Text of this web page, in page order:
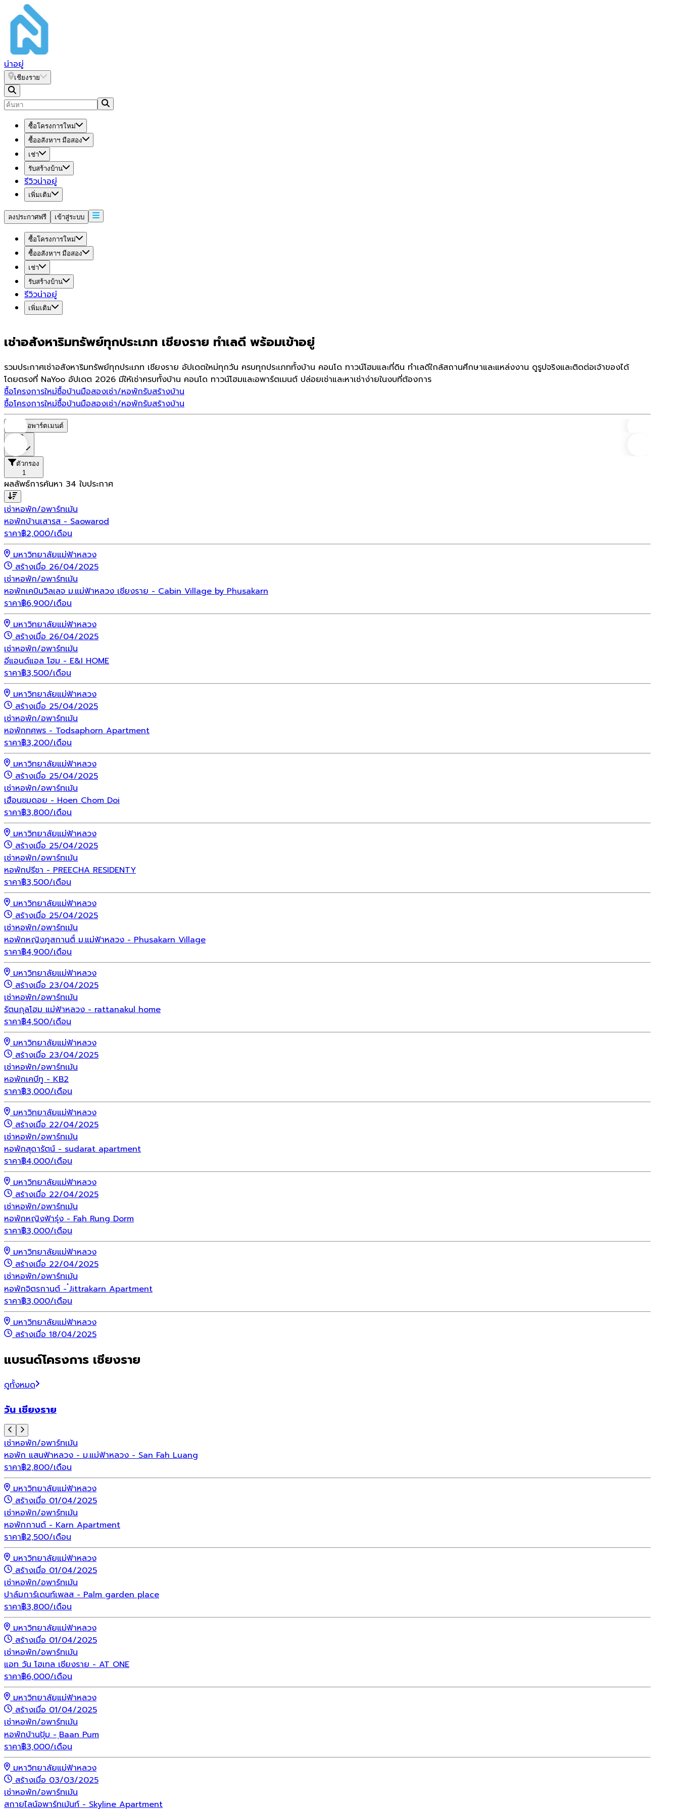
น่าอยู่
เชียงราย
ซื้อโครงการใหม่
ซื้ออสังหาฯ มือสอง
เช่า
รับสร้างบ้าน
รีวิวน่าอยู่
เพิ่มเติม
ลงประกาศฟรี เข้าสู่ระบบ
ซื้อโครงการใหม่
ซื้ออสังหาฯ มือสอง
เช่า
รับสร้างบ้าน
รีวิวน่าอยู่
เพิ่มเติม
เช่าอสังหาริมทรัพย์ทุกประเภท เชียงราย ทำเลดี พร้อมเข้าอยู่
รวมประกาศเช่าอสังหาริมทรัพย์ทุกประเภท เชียงราย อัปเดตใหม่ทุกวัน ครบทุกประเภททั้งบ้าน คอนโด ทาวน์โฮมและที่ดิน ทำเลดีใกล้สถานศึกษาและแหล่งงาน ดูรูปจริงและติดต่อเจ้าของได้
โดยตรงที่ NaYoo อัปเดต 2026 มีให้เช่าครบทั้งบ้าน คอนโด ทาวน์โฮมและอพาร์ตเมนต์ ปล่อยเช่าและหาเช่าง่ายในงบที่ต้องการ
ซื้อโครงการใหม่ซื้อบ้านมือสองเช่า/หอพักรับสร้างบ้าน
ซื้อโครงการใหม่ซื้อบ้านมือสองเช่า/หอพักรับสร้างบ้าน
หอพัก/อพาร์ตเมนต์
ตัวกรอง
1
ผลลัพธ์การค้นหา 34 ใบประกาศ
เช่าหอพัก/อพาร์ทเม้น
หอพักบ้านเสารส - Saowarod
ราคา฿2,000/เดือน
มหาวิทยาลัยแม่ฟ้าหลวง
สร้างเมื่อ 26/04/2025
เช่าหอพัก/อพาร์ทเม้น
หอพักเคบินวิลเลจ ม.แม่ฟ้าหลวง เชียงราย - Cabin Village by Phusakarn
ราคา฿6,900/เดือน
มหาวิทยาลัยแม่ฟ้าหลวง
สร้างเมื่อ 26/04/2025
เช่าหอพัก/อพาร์ทเม้น
อีแอนด์แอล โฮม - E&I HOME
ราคา฿3,500/เดือน
มหาวิทยาลัยแม่ฟ้าหลวง
สร้างเมื่อ 25/04/2025
เช่าหอพัก/อพาร์ทเม้น
หอพักทศพร - Todsaphorn Apartment
ราคา฿3,200/เดือน
มหาวิทยาลัยแม่ฟ้าหลวง
สร้างเมื่อ 25/04/2025
เช่าหอพัก/อพาร์ทเม้น
เฮือนชมดอย - Hoen Chom Doi
ราคา฿3,800/เดือน
มหาวิทยาลัยแม่ฟ้าหลวง
สร้างเมื่อ 25/04/2025
เช่าหอพัก/อพาร์ทเม้น
หอพักปรีชา - PREECHA RESIDENTY
ราคา฿3,500/เดือน
มหาวิทยาลัยแม่ฟ้าหลวง
สร้างเมื่อ 25/04/2025
เช่าหอพัก/อพาร์ทเม้น
หอพักหญิงภูสกานติ์ ม.แม่ฟ้าหลวง - Phusakarn Village
ราคา฿4,900/เดือน
มหาวิทยาลัยแม่ฟ้าหลวง
สร้างเมื่อ 23/04/2025
เช่าหอพัก/อพาร์ทเม้น
รัตนกุลโฮม แม่ฟ้าหลวง - rattanakul home
ราคา฿4,500/เดือน
มหาวิทยาลัยแม่ฟ้าหลวง
สร้างเมื่อ 23/04/2025
เช่าหอพัก/อพาร์ทเม้น
หอพักเคบีทู - KB2
ราคา฿3,000/เดือน
มหาวิทยาลัยแม่ฟ้าหลวง
สร้างเมื่อ 22/04/2025
เช่าหอพัก/อพาร์ทเม้น
หอพักสุดารัตน์ - sudarat apartment
ราคา฿4,000/เดือน
มหาวิทยาลัยแม่ฟ้าหลวง
สร้างเมื่อ 22/04/2025
เช่าหอพัก/อพาร์ทเม้น
หอพักหญิงฟ้ารุ่ง - Fah Rung Dorm
ราคา฿3,000/เดือน
มหาวิทยาลัยแม่ฟ้าหลวง
สร้างเมื่อ 22/04/2025
เช่าหอพัก/อพาร์ทเม้น
หอพักจิตรกานต์ - ๋Jittrakarn Apartment
ราคา฿3,000/เดือน
มหาวิทยาลัยแม่ฟ้าหลวง
สร้างเมื่อ 18/04/2025
แบรนด์โครงการ เชียงราย
ดูทั้งหมด
วัน เชียงราย
เช่าหอพัก/อพาร์ทเม้น
หอพัก แสนฟ้าหลวง - ม.แม่ฟ้าหลวง - San Fah Luang
ราคา฿2,800/เดือน
มหาวิทยาลัยแม่ฟ้าหลวง
สร้างเมื่อ 01/04/2025
เช่าหอพัก/อพาร์ทเม้น
หอพักกานต์ - Karn Apartment
ราคา฿2,500/เดือน
มหาวิทยาลัยแม่ฟ้าหลวง
สร้างเมื่อ 01/04/2025
เช่าหอพัก/อพาร์ทเม้น
ปาล์มการ์เดนท์เพลส - Palm garden place
ราคา฿3,800/เดือน
มหาวิทยาลัยแม่ฟ้าหลวง
สร้างเมื่อ 01/04/2025
เช่าหอพัก/อพาร์ทเม้น
แอท วัน โฮเทล เชียงราย - AT ONE
ราคา฿6,000/เดือน
มหาวิทยาลัยแม่ฟ้าหลวง
สร้างเมื่อ 01/04/2025
เช่าหอพัก/อพาร์ทเม้น
หอพักบ้านปุ้ม - ฺBaan Pum
ราคา฿3,000/เดือน
มหาวิทยาลัยแม่ฟ้าหลวง
สร้างเมื่อ 03/03/2025
เช่าหอพัก/อพาร์ทเม้น
สกายไลน์อพาร์ทเม้นท์ - Skyline Apartment